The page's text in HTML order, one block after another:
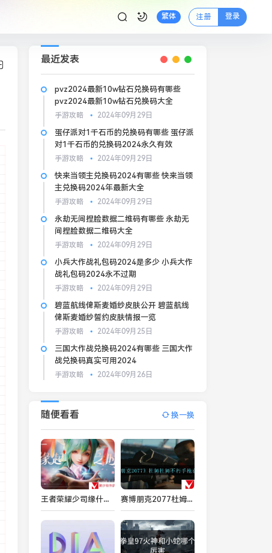
繁体 注册 登录
最近发表
pvz2024最新10w钻石兑换码有哪些
pvz2024最新10w钻石兑换码大全
手游攻略 2024年09月29日
蛋仔派对1千石币的兑换码有哪些 蛋仔派
对1千石币的兑换码2024永久有效
手游攻略 2024年09月29日
快来当领主兑换码2024有哪些 快来当领
主兑换码2024年最新大全
手游攻略 2024年09月29日
永劫无间捏脸数据二维码有哪些 永劫无
间捏脸数据二维码大全
手游攻略 2024年09月29日
小兵大作战礼包码2024是多少 小兵大作
战礼包码2024永不过期
手游攻略 2024年09月29日
碧蓝航线俾斯麦婚纱皮肤公开 碧蓝航线
俾斯麦婚纱誓约皮肤情报一览
手游攻略 2024年09月25日
三国大作战兑换码2024有哪些 三国大作
战兑换码真实可用2024
手游攻略 2024年09月26日
随便看看 换一换
王者荣耀少司缘什么时候上线 王者荣耀少司缘上线时间介绍 赛博朋克2077杜姆杜姆不朽手枪怎么获得-杜姆杜姆不朽手枪获取教程